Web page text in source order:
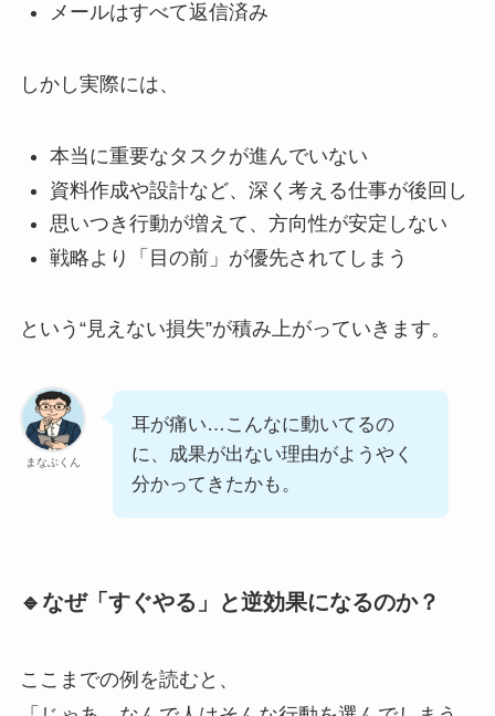
メールはすべて返信済み
しかし実際には、
本当に重要なタスクが進んでいない
資料作成や設計など、深く考える仕事が後回し
思いつき行動が増えて、方向性が安定しない
戦略より「目の前」が優先されてしまう
という“見えない損失”が積み上がっていきます。
まなぶくん
耳が痛い…こんなに動いてるの
に、成果が出ない理由がようやく
分かってきたかも。
🔹なぜ「すぐやる」と逆効果になるのか？
ここまでの例を読むと、